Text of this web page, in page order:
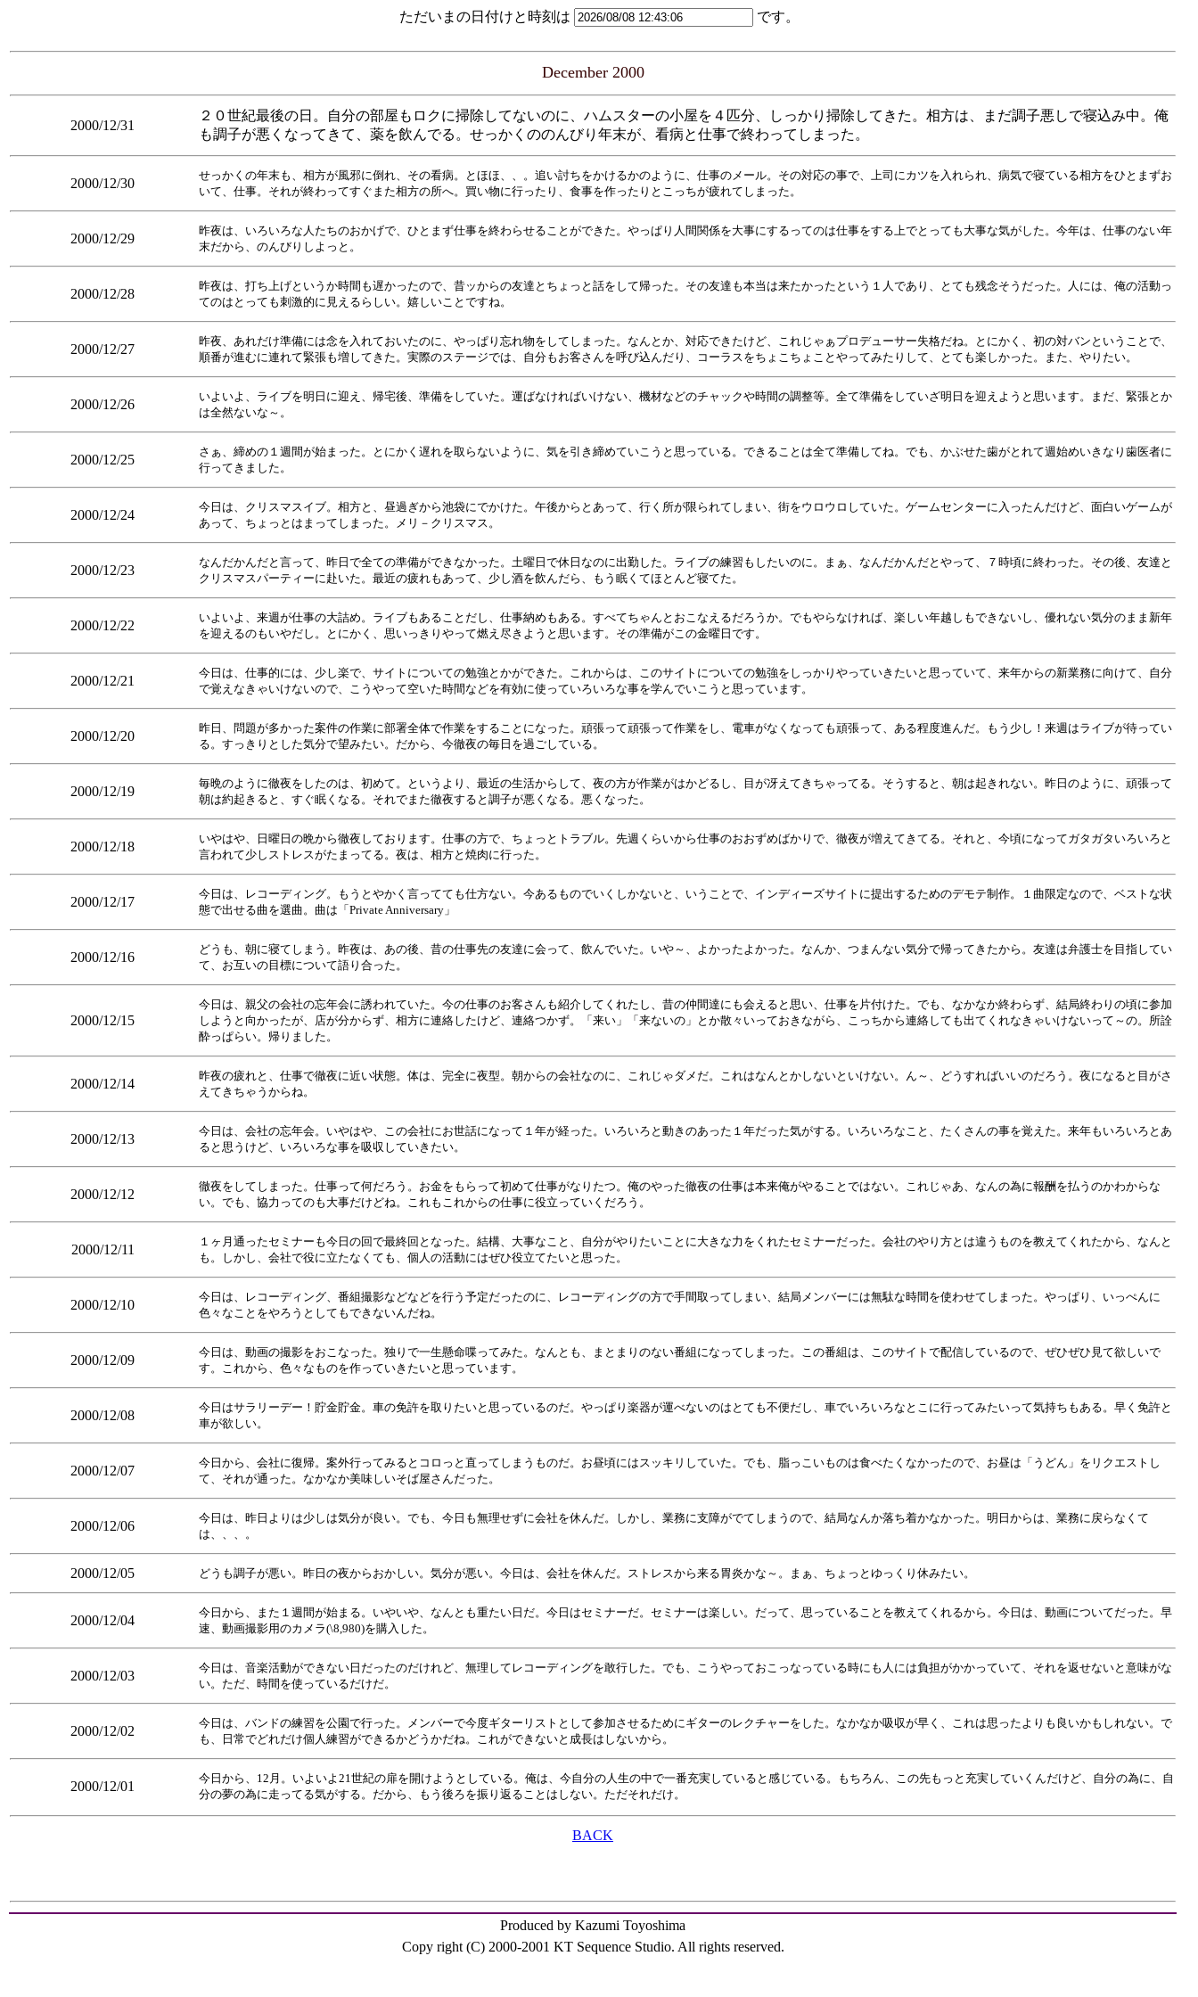
ただいまの日付けと時刻は です。
December 2000
2000/12/31
２０世紀最後の日。自分の部屋もロクに掃除してないのに、ハムスターの小屋を４匹分、しっかり掃除してきた。相方は、まだ調子悪しで寝込み中。俺
も調子が悪くなってきて、薬を飲んでる。せっかくののんびり年末が、看病と仕事で終わってしまった。
2000/12/30
せっかくの年末も、相方が風邪に倒れ、その看病。とほほ、、。追い討ちをかけるかのように、仕事のメール。その対応の事で、上司にカツを入れられ、病気で寝ている相方をひとまずお
いて、仕事。それが終わってすぐまた相方の所へ。買い物に行ったり、食事を作ったりとこっちが疲れてしまった。
2000/12/29
昨夜は、いろいろな人たちのおかげで、ひとまず仕事を終わらせることができた。やっぱり人間関係を大事にするってのは仕事をする上でとっても大事な気がした。今年は、仕事のない年
末だから、のんびりしよっと。
2000/12/28
昨夜は、打ち上げというか時間も遅かったので、昔ッからの友達とちょっと話をして帰った。その友達も本当は来たかったという１人であり、とても残念そうだった。人には、俺の活動っ
てのはとっても刺激的に見えるらしい。嬉しいことですね。
2000/12/27
昨夜、あれだけ準備には念を入れておいたのに、やっぱり忘れ物をしてしまった。なんとか、対応できたけど、これじゃぁプロデューサー失格だね。とにかく、初の対バンということで、
順番が進むに連れて緊張も増してきた。実際のステージでは、自分もお客さんを呼び込んだり、コーラスをちょこちょことやってみたりして、とても楽しかった。また、やりたい。
2000/12/26
いよいよ、ライブを明日に迎え、帰宅後、準備をしていた。運ばなければいけない、機材などのチャックや時間の調整等。全て準備をしていざ明日を迎えようと思います。まだ、緊張とか
は全然ないな～。
2000/12/25
さぁ、締めの１週間が始まった。とにかく遅れを取らないように、気を引き締めていこうと思っている。できることは全て準備してね。でも、かぶせた歯がとれて週始めいきなり歯医者に
行ってきました。
2000/12/24
今日は、クリスマスイブ。相方と、昼過ぎから池袋にでかけた。午後からとあって、行く所が限られてしまい、街をウロウロしていた。ゲームセンターに入ったんだけど、面白いゲームが
あって、ちょっとはまってしまった。メリ－クリスマス。
2000/12/23
なんだかんだと言って、昨日で全ての準備ができなかった。土曜日で休日なのに出勤した。ライブの練習もしたいのに。まぁ、なんだかんだとやって、７時頃に終わった。その後、友達と
クリスマスパーティーに赴いた。最近の疲れもあって、少し酒を飲んだら、もう眠くてほとんど寝てた。
2000/12/22
いよいよ、来週が仕事の大詰め。ライブもあることだし、仕事納めもある。すべてちゃんとおこなえるだろうか。でもやらなければ、楽しい年越しもできないし、優れない気分のまま新年
を迎えるのもいやだし。とにかく、思いっきりやって燃え尽きようと思います。その準備がこの金曜日です。
2000/12/21
今日は、仕事的には、少し楽で、サイトについての勉強とかができた。これからは、このサイトについての勉強をしっかりやっていきたいと思っていて、来年からの新業務に向けて、自分
で覚えなきゃいけないので、こうやって空いた時間などを有効に使っていろいろな事を学んでいこうと思っています。
2000/12/20
昨日、問題が多かった案件の作業に部署全体で作業をすることになった。頑張って頑張って作業をし、電車がなくなっても頑張って、ある程度進んだ。もう少し！来週はライブが待ってい
る。すっきりとした気分で望みたい。だから、今徹夜の毎日を過ごしている。
2000/12/19
毎晩のように徹夜をしたのは、初めて。というより、最近の生活からして、夜の方が作業がはかどるし、目が冴えてきちゃってる。そうすると、朝は起きれない。昨日のように、頑張って
朝は約起きると、すぐ眠くなる。それでまた徹夜すると調子が悪くなる。悪くなった。
2000/12/18
いやはや、日曜日の晩から徹夜しております。仕事の方で、ちょっとトラブル。先週くらいから仕事のおおずめばかりで、徹夜が増えてきてる。それと、今頃になってガタガタいろいろと
言われて少しストレスがたまってる。夜は、相方と焼肉に行った。
2000/12/17
今日は、レコーディング。もうとやかく言ってても仕方ない。今あるものでいくしかないと、いうことで、インディーズサイトに提出するためのデモテ制作。１曲限定なので、ベストな状
態で出せる曲を選曲。曲は「Private Anniversary」
2000/12/16
どうも、朝に寝てしまう。昨夜は、あの後、昔の仕事先の友達に会って、飲んでいた。いや～、よかったよかった。なんか、つまんない気分で帰ってきたから。友達は弁護士を目指してい
て、お互いの目標について語り合った。
2000/12/15
今日は、親父の会社の忘年会に誘われていた。今の仕事のお客さんも紹介してくれたし、昔の仲間達にも会えると思い、仕事を片付けた。でも、なかなか終わらず、結局終わりの頃に参加
しようと向かったが、店が分からず、相方に連絡したけど、連絡つかず。「来い」「来ないの」とか散々いっておきながら、こっちから連絡しても出てくれなきゃいけないって～の。所詮
酔っぱらい。帰りました。
2000/12/14
昨夜の疲れと、仕事で徹夜に近い状態。体は、完全に夜型。朝からの会社なのに、これじゃダメだ。これはなんとかしないといけない。ん～、どうすればいいのだろう。夜になると目がさ
えてきちゃうからね。
2000/12/13
今日は、会社の忘年会。いやはや、この会社にお世話になって１年が経った。いろいろと動きのあった１年だった気がする。いろいろなこと、たくさんの事を覚えた。来年もいろいろとあ
ると思うけど、いろいろな事を吸収していきたい。
2000/12/12
徹夜をしてしまった。仕事って何だろう。お金をもらって初めて仕事がなりたつ。俺のやった徹夜の仕事は本来俺がやることではない。これじゃあ、なんの為に報酬を払うのかわからな
い。でも、協力ってのも大事だけどね。これもこれからの仕事に役立っていくだろう。
2000/12/11
１ヶ月通ったセミナーも今日の回で最終回となった。結構、大事なこと、自分がやりたいことに大きな力をくれたセミナーだった。会社のやり方とは違うものを教えてくれたから、なんと
も。しかし、会社で役に立たなくても、個人の活動にはぜひ役立てたいと思った。
2000/12/10
今日は、レコーディング、番組撮影などなどを行う予定だったのに、レコーディングの方で手間取ってしまい、結局メンバーには無駄な時間を使わせてしまった。やっぱり、いっぺんに
色々なことをやろうとしてもできないんだね。
2000/12/09
今日は、動画の撮影をおこなった。独りで一生懸命喋ってみた。なんとも、まとまりのない番組になってしまった。この番組は、このサイトで配信しているので、ぜひぜひ見て欲しいで
す。これから、色々なものを作っていきたいと思っています。
2000/12/08
今日はサラリーデー！貯金貯金。車の免許を取りたいと思っているのだ。やっぱり楽器が運べないのはとても不便だし、車でいろいろなとこに行ってみたいって気持ちもある。早く免許と
車が欲しい。
2000/12/07
今日から、会社に復帰。案外行ってみるとコロっと直ってしまうものだ。お昼頃にはスッキリしていた。でも、脂っこいものは食べたくなかったので、お昼は「うどん」をリクエストし
て、それが通った。なかなか美味しいそば屋さんだった。
2000/12/06
今日は、昨日よりは少しは気分が良い。でも、今日も無理せずに会社を休んだ。しかし、業務に支障がでてしまうので、結局なんか落ち着かなかった。明日からは、業務に戻らなくて
は、、、。
2000/12/05 どうも調子が悪い。昨日の夜からおかしい。気分が悪い。今日は、会社を休んだ。ストレスから来る胃炎かな～。まぁ、ちょっとゆっくり休みたい。
2000/12/04
今日から、また１週間が始まる。いやいや、なんとも重たい日だ。今日はセミナーだ。セミナーは楽しい。だって、思っていることを教えてくれるから。今日は、動画についてだった。早
速、動画撮影用のカメラ(\8,980)を購入した。
2000/12/03
今日は、音楽活動ができない日だったのだけれど、無理してレコーディングを敢行した。でも、こうやっておこっなっている時にも人には負担がかかっていて、それを返せないと意味がな
い。ただ、時間を使っているだけだ。
2000/12/02
今日は、バンドの練習を公園で行った。メンバーで今度ギターリストとして参加させるためにギターのレクチャーをした。なかなか吸収が早く、これは思ったよりも良いかもしれない。で
も、日常でどれだけ個人練習ができるかどうかだね。これができないと成長はしないから。
2000/12/01
今日から、12月。いよいよ21世紀の扉を開けようとしている。俺は、今自分の人生の中で一番充実していると感じている。もちろん、この先もっと充実していくんだけど、自分の為に、自
分の夢の為に走ってる気がする。だから、もう後ろを振り返ることはしない。ただそれだけ。
BACK
Produced by Kazumi Toyoshima
Copy right (C) 2000-2001 KT Sequence Studio. All rights reserved.